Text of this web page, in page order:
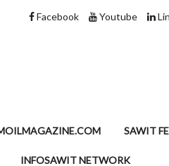
Minyak Sawit dan Kolesterol,
Youtube
Facebook
SAWIT
INFOSAWIT NETWORK